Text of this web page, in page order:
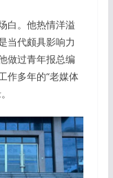
白。他热情洋溢
当代颇具影响力
做过青年报总编
作多年的“老媒体